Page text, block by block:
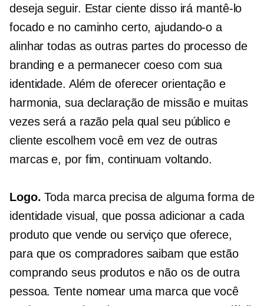
deseja seguir. Estar ciente disso irá mantê-lo
focado e no caminho certo, ajudando-o a
alinhar todas as outras partes do processo de
branding e a permanecer coeso com sua
identidade. Além de oferecer orientação e
harmonia, sua declaração de missão e muitas
vezes será a razão pela qual seu público e
cliente escolhem você em vez de outras
marcas e, por fim, continuam voltando.
Logo. Toda marca precisa de alguma forma de
identidade visual, que possa adicionar a cada
produto que vende ou serviço que oferece,
para que os compradores saibam que estão
comprando seus produtos e não os de outra
pessoa. Tente nomear uma marca que você